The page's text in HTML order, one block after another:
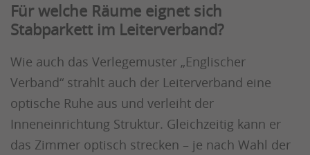
Für welche Räume eignet sich
Stabparkett im Leiterverband?
Wie auch das Verlegemuster „Englischer
Verband“ strahlt auch der Leiterverband eine
optische Ruhe aus und verleiht der
Inneneinrichtung Struktur. Gleichzeitig kann er
das Zimmer optisch strecken – je nach Wahl der